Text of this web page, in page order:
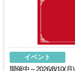
イベント
開催中～2026/8/10(月)